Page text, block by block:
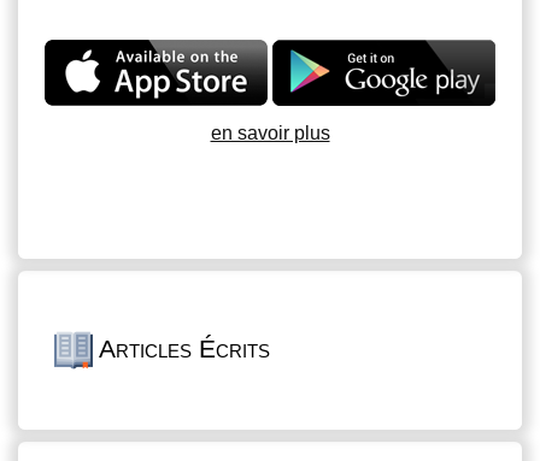
en savoir plus
Articles Écrits